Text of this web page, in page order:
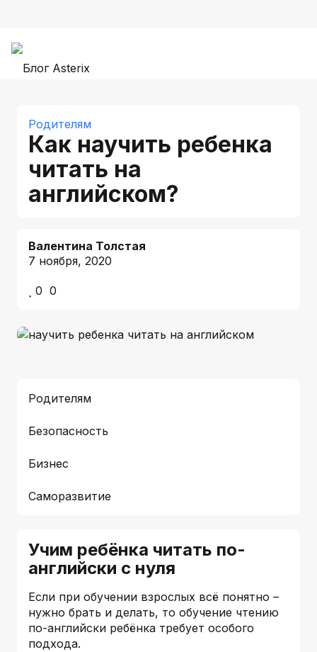
Родителям
Как научить ребенка
читать на
английском?
Валентина Толстая
7 ноября, 2020
0 0
Родителям
Безопасность
Бизнес
Саморазвитие
Учим ребёнка читать по-
английски с нуля
Если при обучении взрослых всё понятно –
нужно брать и делать, то обучение чтению
по-английски ребёнка требует особого
подхода.